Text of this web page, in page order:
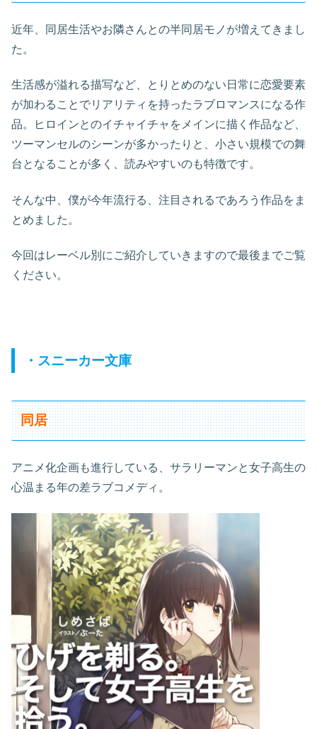
近年、同居生活やお隣さんとの半同居モノが増えてきまし
た。
生活感が溢れる描写など、とりとめのない日常に恋愛要素
が加わることでリアリティを持ったラブロマンスになる作
品。ヒロインとのイチャイチャをメインに描く作品など、
ツーマンセルのシーンが多かったりと、小さい規模での舞
台となることが多く、読みやすいのも特徴です。
そんな中、僕が今年流行る、注目されるであろう作品をま
とめました。
今回はレーベル別にご紹介していきますので最後までご覧
ください。
・スニーカー文庫
同居
アニメ化企画も進行している、サラリーマンと女子高生の
心温まる年の差ラブコメディ。